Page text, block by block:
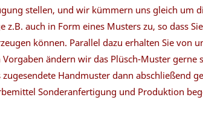
stellen, und wir kümmern uns gleich um
auch in Form eines Musters zu, so dass
können. Parallel dazu erhalten Sie von
ändern wir das Plüsch-Muster gerne
Handmuster dann abschließend
Sonderanfertigung und Produktion